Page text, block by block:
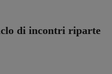
di incontri riparte